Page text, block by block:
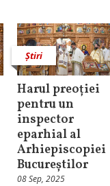
Știri
Harul preoției
pentru un
inspector
eparhial al
Arhiepiscopiei
Bucureștilor
08 Sep, 2025